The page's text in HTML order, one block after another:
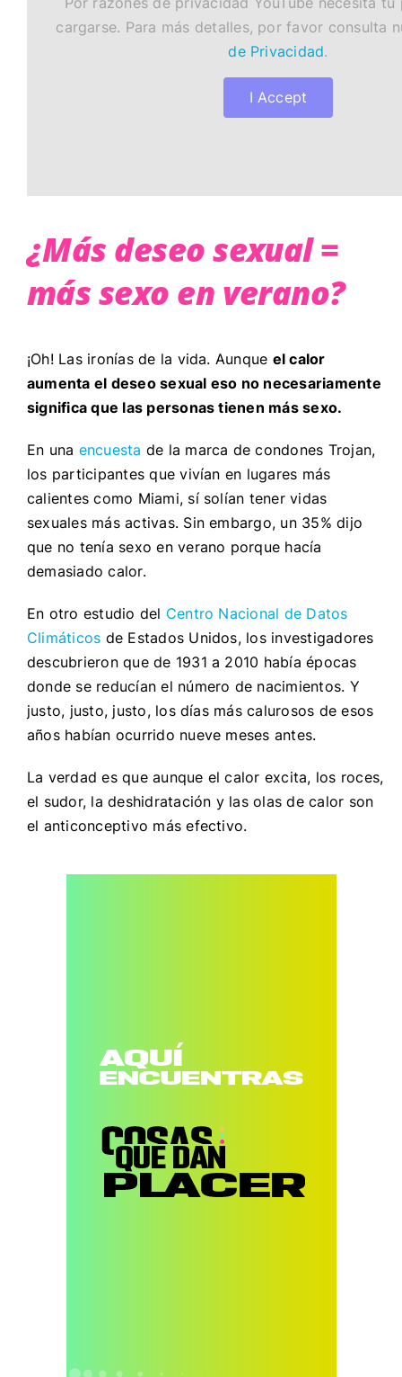
cargarse. Para más detalles, por favor consulta
de Privacidad.
I Accept
¿Más deseo sexual =
más sexo en verano?
¡Oh! Las ironías de la vida. Aunque el calor
aumenta el deseo sexual eso no necesariamente
significa que las personas tienen más sexo.
En una encuesta de la marca de condones Trojan,
los participantes que vivían en lugares más
calientes como Miami, sí solían tener vidas
sexuales más activas. Sin embargo, un 35% dijo
que no tenía sexo en verano porque hacía
demasiado calor.
En otro estudio del Centro Nacional de Datos
Climáticos de Estados Unidos, los investigadores
descubrieron que de 1931 a 2010 había épocas
donde se reducían el número de nacimientos. Y
justo, justo, justo, los días más calurosos de esos
años habían ocurrido nueve meses antes.
La verdad es que aunque el calor excita, los roces,
el sudor, la deshidratación y las olas de calor son
el anticonceptivo más efectivo.